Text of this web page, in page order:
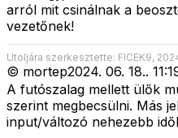
arról mit csinálnak a
vezetőnek!
Utoljára szerkesztette: FICEK9,
© mortep2024. 06. 18..
A futószalag mellett ülők
szerint megbecsülni. Más
input/változó nehezebb